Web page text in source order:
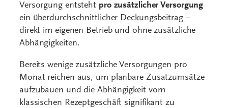
Versorgung entsteht pro zusätzlicher Versorgung
ein überdurchschnittlicher Deckungsbeitrag –
direkt im eigenen Betrieb und ohne zusätzliche
Abhängigkeiten.
Bereits wenige zusätzliche Versorgungen pro
Monat reichen aus, um planbare Zusatzumsätze
aufzubauen und die Abhängigkeit vom
klassischen Rezeptgeschäft signifikant zu